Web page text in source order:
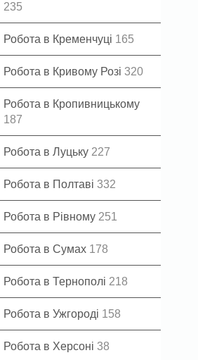
235
Робота в Кременчуці 165
Робота в Кривому Розі 320
Робота в Кропивницькому
187
Робота в Луцьку 227
Робота в Полтаві 332
Робота в Рівному 251
Робота в Сумах 178
Робота в Тернополі 218
Робота в Ужгороді 158
Робота в Херсоні 38